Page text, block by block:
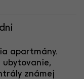
apartmány.
ubytovanie,
známej